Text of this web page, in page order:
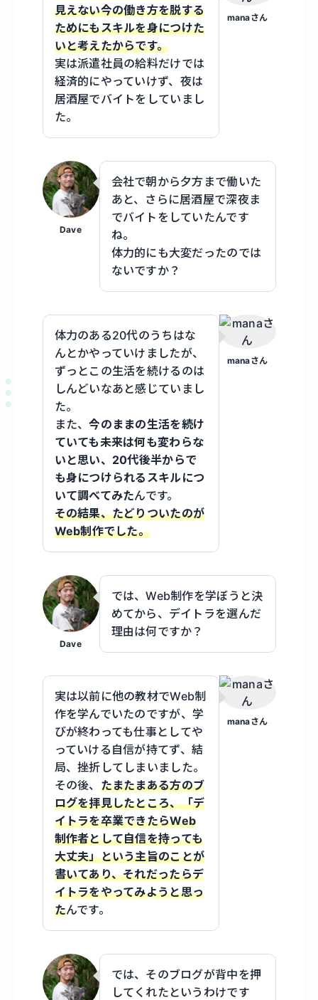
manaさん
見えない今の働き方を脱する
ためにもスキルを身につけた
いと考えたからです。
実は派遣社員の給料だけでは
経済的にやっていけず、夜は
居酒屋でバイトをしていまし
た。
Dave
会社で朝から夕方まで働いた
あと、さらに居酒屋で深夜ま
でバイトをしていたんです
ね。
体力的にも大変だったのでは
ないですか？
manaさん
体力のある20代のうちはな
んとかやっていけましたが、
ずっとこの生活を続けるのは
しんどいなあと感じていまし
た。
また、今のままの生活を続け
ていても未来は何も変わらな
いと思い、20代後半からで
も身につけられるスキルにつ
いて調べてみたんです。
その結果、たどりついたのが
Web制作でした。
Dave
では、Web制作を学ぼうと決
めてから、デイトラを選んだ
理由は何ですか？
manaさん
実は以前に他の教材でWeb制
作を学んでいたのですが、学
びが終わっても仕事としてや
っていける自信が持てず、結
局、挫折してしまいました。
その後、 たまたまある方のブ
ログを拝見したところ、「デ
イトラを卒業できたらWeb
制作者として自信を持っても
大丈夫」という主旨のことが
書いてあり、それだったらデ
イトラをやってみようと思っ
たんです。
では、そのブログが背中を押
してくれたというわけです